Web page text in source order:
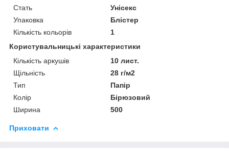
Стать
Унісекс
Упаковка
Блістер
Кількість кольорів
1
Користувальницькі характеристики
Кількість аркушів
10 лист.
Щільність
28 г/м2
Тип
Папір
Колір
Бірюзовий
Ширина
500
Приховати